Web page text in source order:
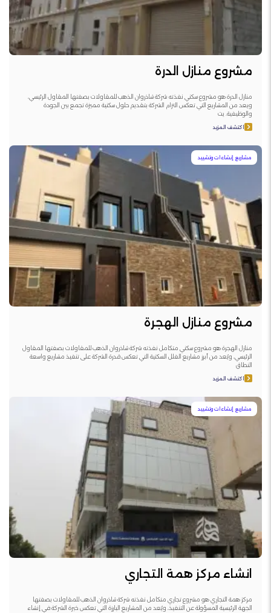
مشروع منازل الدرة
منازل الدرة هو مشروع سكني نفذته شركة شاذروان الذهب للمقاولات بصفتها المقاول الرئيسي،
ويعد من المشاريع التي تعكس التزام الشركة بتقديم حلول سكنية مميزة تجمع بين الجودة
والوظيفية. يت
اكتشف المزيد
مشاريع إنشاءات وتشييد
مشروع منازل الهجرة
منازل الهجرة هو مشروع سكني متكامل نفذته شركة شاذروان الذهب للمقاولات بصفتها المقاول
الرئيسي، ويُعد من أبرز مشاريع الفلل السكنية التي تعكس قدرة الشركة على تنفيذ مشاريع واسعة
النطاق
اكتشف المزيد
مشاريع إنشاءات وتشييد
انشاء مركز همة التجاري
مركز همة التجاري هو مشروع تجاري متكامل نفذته شركة شاذروان الذهب للمقاولات بصفتها
الجهة الرئيسية المسؤولة عن التنفيذ، ويُعد من المشاريع البارزة التي تعكس خبرة الشركة في إنشاء